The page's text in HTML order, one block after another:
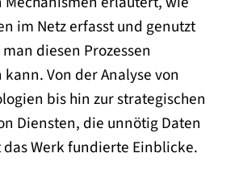
im Netz erfasst und genutzt
diesen Prozessen
Von der Analyse von
bis hin zur strategischen
Diensten, die unnötig Daten
Werk fundierte Einblicke.